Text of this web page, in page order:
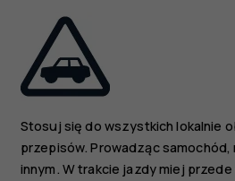
Stosuj się do wszystkich lokalnie
przepisów. Prowadząc samochód,
innym. W trakcie jazdy miej